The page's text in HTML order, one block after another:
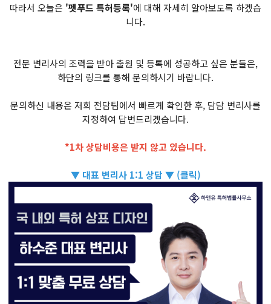
따라서 오늘은 '펫푸드 특허등록'에 대해 자세히 알아보도록 하겠습
니다.
전문 변리사의 조력을 받아 출원 및 등록에 성공하고 싶은 분들은,
하단의 링크를 통해 문의하시기 바랍니다.
문의하신 내용은 저희 전담팀에서 빠르게 확인한 후, 담담 변리사를
지정하여 답변드리겠습니다.
*1차 상담비용은 받지 않고 있습니다.
▼ 대표 변리사 1:1 상담 ▼ (클릭)